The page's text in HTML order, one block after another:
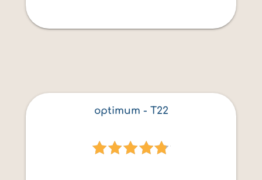
optimum - T22